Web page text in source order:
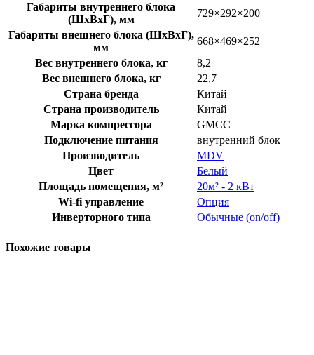
Габариты внутреннего блока
(ШхВхГ), мм
729×292×200
Габариты внешнего блока (ШхВхГ),
мм
668×469×252
Вес внутреннего блока, кг
8,2
Вес внешнего блока, кг
22,7
Страна бренда
Китай
Страна производитель
Китай
Марка компрессора
GMCC
Подключение питания
внутренний блок
Производитель
MDV
Цвет
Белый
Площадь помещения, м²
20м² - 2 кВт
Wi-fi управление
Опция
Инверторного типа
Обычные (on/off)
Похожие товары